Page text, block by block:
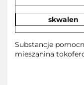
skwalen
Substancje
mieszanina